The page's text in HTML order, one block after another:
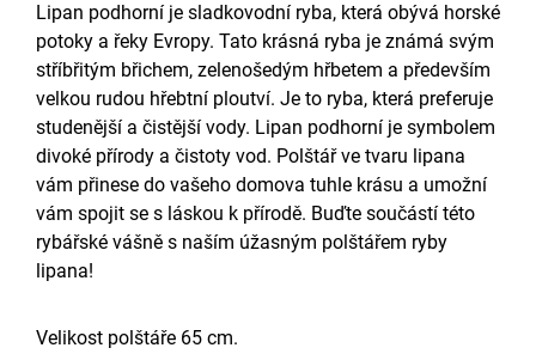
Lipan podhorní je sladkovodní ryba, která obývá horské
potoky a řeky Evropy. Tato krásná ryba je známá svým
stříbřitým břichem, zelenošedým hřbetem a především
velkou rudou hřebtní ploutví. Je to ryba, která preferuje
studenější a čistější vody. Lipan podhorní je symbolem
divoké přírody a čistoty vod. Polštář ve tvaru lipana
vám přinese do vašeho domova tuhle krásu a umožní
vám spojit se s láskou k přírodě. Buďte součástí této
rybářské vášně s naším úžasným polštářem ryby
lipana!
Velikost polštáře 65 cm.